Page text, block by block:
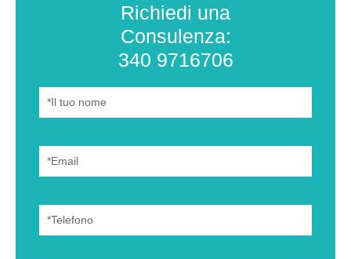
Richiedi una
Consulenza:
340 9716706